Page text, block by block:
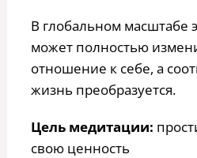
В глобальном масштабе
может полностью
отношение к себе, а
жизнь преобразуется.
Цель медитации:
свою ценность